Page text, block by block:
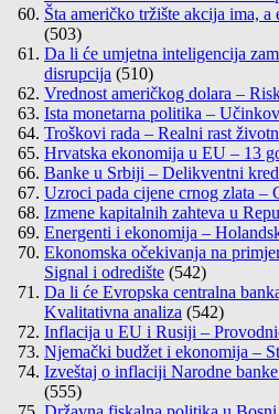
Šta američko tržište akcija ima,
(503)
Da li će umjetna inteligencija
disrupcija (510)
Vrednost američkog dolara –
Ista monetarna politika –
Troškovi rada – Realni rast
Hrvatska ekonomija u EU – 13
Banke u Srbiji – Delikventni
Uzroci pada cijene crnog zlata –
Izmene kapitalnih zahteva u
Energenti i ekonomija –
Ekonomska očekivanja na
Signal i odredište (542)
Da li će Evropska centralna
Kvalitativna analiza (542)
Inflacija u EU i Rusiji –
Njemački budžet i ekonomija –
Izveštaj o inflaciji Narodne
(555)